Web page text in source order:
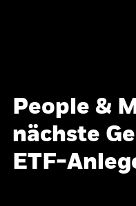
People &
nächste
ETF-